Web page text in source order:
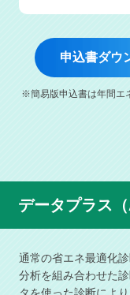
申込書ダウ
※簡易版申込書は年間エ
データプラス（
通常の省エネ最適化
分析を組み合わせた診